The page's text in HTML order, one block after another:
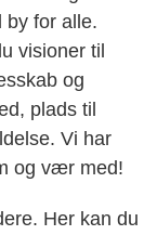
by for alle.
visioner til
og
plads til
Vi har
og vær med!
Her kan du